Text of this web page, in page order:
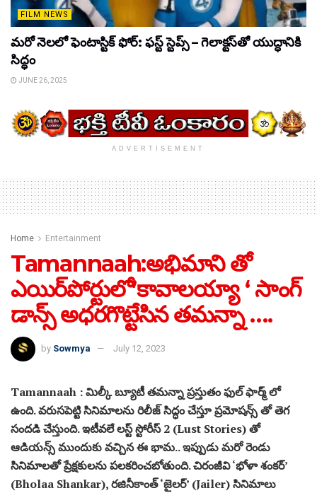
FILM NEWS
మరో నెలలో ఫెంటాస్టిక్ ఫోర్: ఫస్ట్ స్టెప్స్ – గెలాక్టస్‌తో యుద్ధానికి
సిద్ధం
JUNE 26, 2025
ADVERTISEMENT
Home Entertainment
Tamannaah:అభిమాని తో
ఎయిర్‌పోర్టులో’కావాలయ్యా ‘ సాంగ్
డాన్స్ అధరగొట్టేసిన తమన్నా ….
by Sowmya July 12, 2023
Tamannaah : మిల్కీ బ్యూటీ తమన్నా ప్రస్తుతం ఫుల్ ఫార్మ్ లో
ఉంది. వరుసపెట్టి సినిమాలను రిలీజ్ సిద్ధం చేస్తూ ప్రమోషన్స్ తో తెగ
సందడి చేస్తుంది. ఇటీవలే లస్ట్ స్టోరీస్ 2 (Lust Stories) తో
ఆడియన్స్ ముందుకు వచ్చిన ఈ భామ.. ఇప్పుడు మరో రెండు
సినిమాలతో ప్రేక్షకులను పలకరించబోతుంది. చిరంజీవి ‘భోళా శంకర్’
(Bholaa Shankar), రజినీకాంత్ ‘జైలర్’ (Jailer) సినిమాలు